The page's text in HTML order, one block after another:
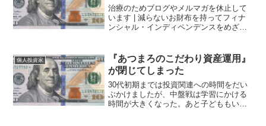
治療のためブログやメルマガを休止して
います | 減らないお財布を持ってフィナ
ンシャル・インディペンデンスをめざす
かったが、このブログを読んでいた時期
がある。「減ら...
個人投資家
『あつまろのこだわり資産運用』
が閉じてしまった
30代初期までは投資関連への時間をだい
ぶかけましたが、中盤戦は学習にかける
時間が大きくなった。あと子どももいて